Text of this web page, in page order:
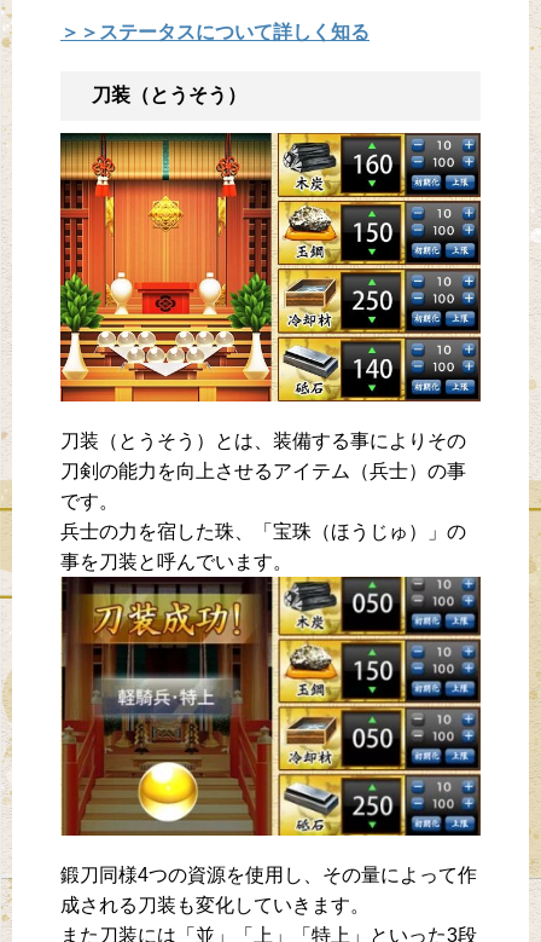
＞＞ステータスについて詳しく知る
刀装（とうそう）
刀装（とうそう）とは、装備する事によりその
刀剣の能力を向上させるアイテム（兵士）の事
です。
兵士の力を宿した珠、「宝珠（ほうじゅ）」の
事を刀装と呼んでいます。
鍛刀同様4つの資源を使用し、その量によって作
成される刀装も変化していきます。
また刀装には「並」「上」「特上」といった3段